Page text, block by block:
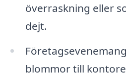
överraskning eller
dejt.
blommor till